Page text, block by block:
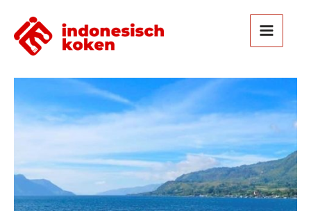
naar
inhoud